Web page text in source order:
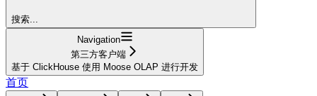
搜索...
Navigation
第三方客户端
基于 ClickHouse 使用 Moose OLAP 进行开发
首页